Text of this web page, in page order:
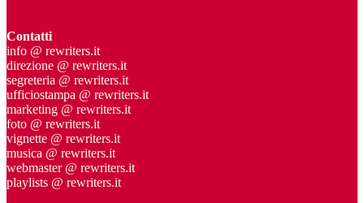
Contatti
info @ rewriters.it
direzione @ rewriters.it
segreteria @ rewriters.it
ufficiostampa @ rewriters.it
marketing @ rewriters.it
foto @ rewriters.it
vignette @ rewriters.it
musica @ rewriters.it
webmaster @ rewriters.it
playlists @ rewriters.it